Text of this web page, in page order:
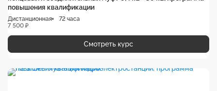
повышения квалификации
Дистанционная
72 часа
7 500 ₽
Смотреть курс